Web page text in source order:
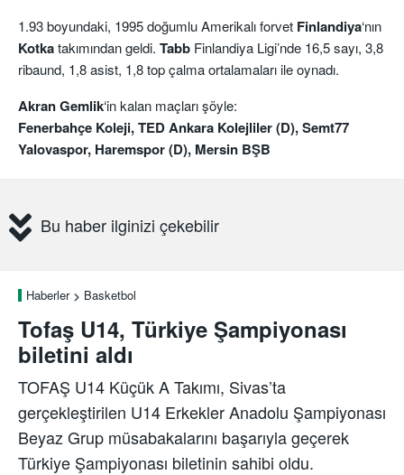
1.93 boyundaki, 1995 doğumlu Amerikalı forvet Finlandiya‘nın
Kotkatakımından geldi. Tabb Finlandiya Ligi’nde 16,5 sayı, 3,8
ribaund, 1,8 asist, 1,8 top çalma ortalamaları ile oynadı.
Akran Gemlik‘in kalan maçları şöyle:
Fenerbahçe Koleji, TED Ankara Kolejliler (D), Semt77
Yalovaspor, Haremspor (D), Mersin BŞB
Bu haber ilginizi çekebilir
Haberler Basketbol
Tofaş U14, Türkiye Şampiyonası
biletini aldı
TOFAŞ U14 Küçük A Takımı, Sivas’ta
gerçekleştirilen U14 Erkekler Anadolu Şampiyonası
Beyaz Grup müsabakalarını başarıyla geçerek
Türkiye Şampiyonası biletinin sahibi oldu.